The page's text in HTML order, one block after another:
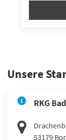
Unsere
1 RKG
53179